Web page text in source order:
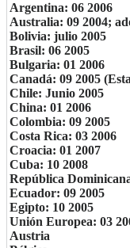
Argentina: 06 2006
Australia: 09 2004;
Bolivia: julio 2005
Brasil: 06 2005
Bulgaria: 01 2006
Canadá: 09 2005
Chile: Junio ​​2005
China: 01 2006
Colombia: 09 2005
Costa Rica: 03 2006
Croacia: 01 2007
Cuba: 10 2008
República
Ecuador: 09 2005
Egipto: 10 2005
Unión Europea: 03
Austria